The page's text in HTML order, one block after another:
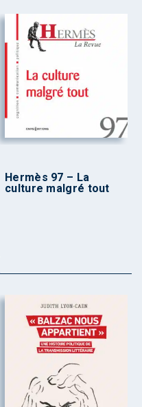
Hermès 97 – La
culture malgré tout